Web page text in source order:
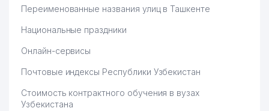
Переименованные названия улиц в Ташкенте
Национальные праздники
Онлайн-сервисы
Почтовые индексы Республики Узбекистан
Стоимость контрактного обучения в вузах
Узбекистана